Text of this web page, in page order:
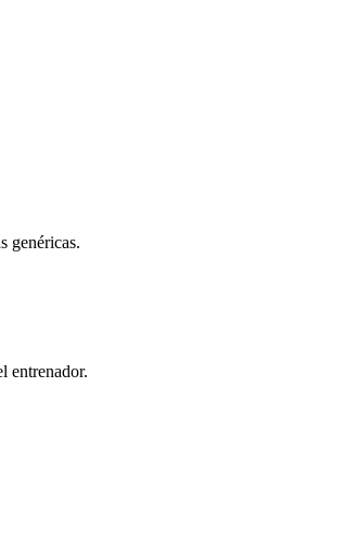
genéricas.
entrenador.